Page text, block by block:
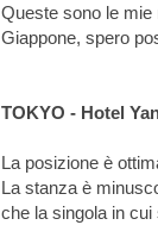
Queste sono le mie
Giappone, spero
TOKYO - Hotel
La posizione è
La stanza è
che la singola in